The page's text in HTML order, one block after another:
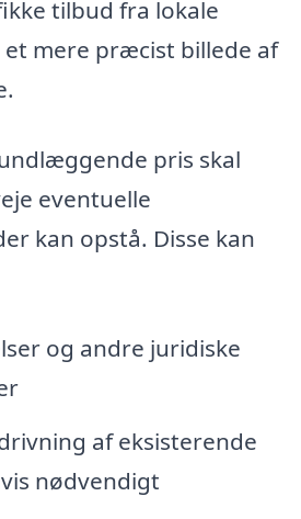
tilbud fra lokale
mere præcist billede af
pris skal
eventuelle
kan opstå. Disse kan
og andre juridiske
af eksisterende
nødvendigt